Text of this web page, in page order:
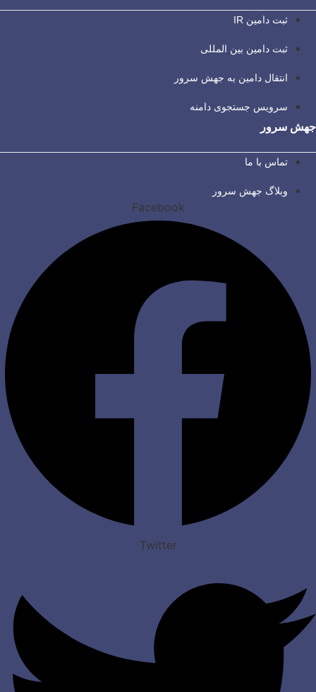
ثبت دامین IR
ثبت دامین بین المللی
انتقال دامین به جهش سرور
سرویس جستجوی دامنه
جهش سرور
تماس با ما
وبلاگ جهش سرور
Facebook
Twitter